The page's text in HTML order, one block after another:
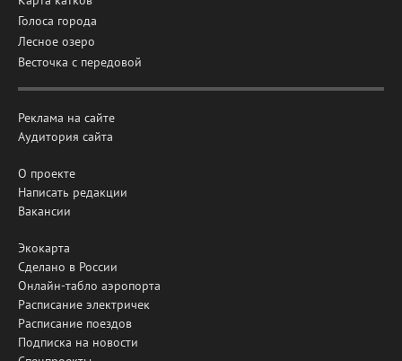
Голоса города
Лесное озеро
Весточка с передовой
Реклама на сайте
Аудитория сайта
О проекте
Написать редакции
Вакансии
Экокарта
Сделано в России
Онлайн-табло аэропорта
Расписание электричек
Расписание поездов
Подписка на новости